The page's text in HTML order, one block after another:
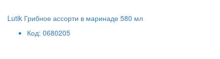
Lutik Грибное ассорти в маринаде 580 мл
Код: 0680205